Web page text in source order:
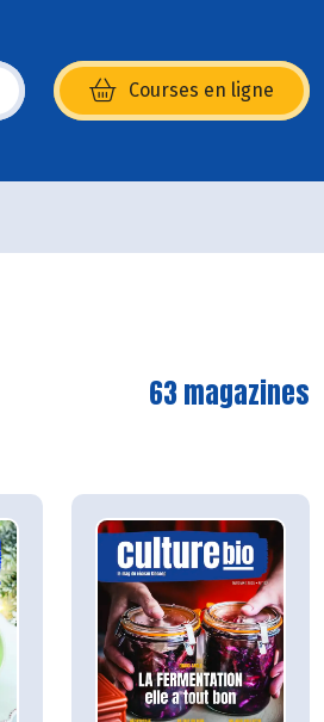
Courses en ligne
fenêtre)
63 magazines